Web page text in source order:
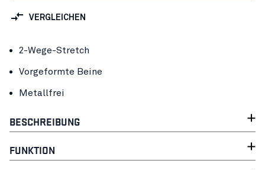
VERGLEICHEN
2-Wege-Stretch
Vorgeformte Beine
Metallfrei
BESCHREIBUNG
FUNKTION